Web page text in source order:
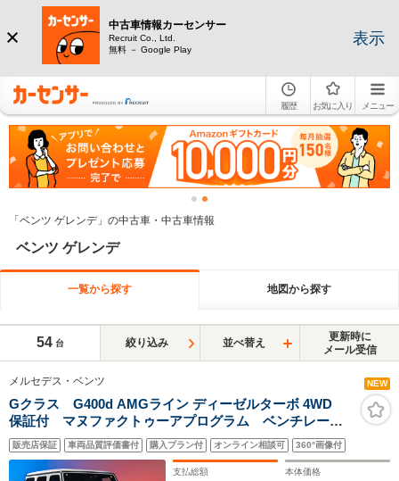
中古車情報カーセンサー
Recruit Co., Ltd.
無料 － Google Play
表示
履歴 お気に入り メニュー
「ベンツ ゲレンデ」の中古車・中古車情報
ベンツ ゲレンデ
一覧から探す 地図から探す
54 台 絞り込み 並べ替え
更新時に
メール受信
メルセデス・ベンツ NEW
Gクラス G400d AMGライン ディーゼルターボ 4WD
保証付 マヌファクトゥーアプログラム ベンチレーシ
ョン機能 ラグジュアリーパッケージ サンルーフ
AMG20インチアルミ ブルメスターオーディオ アップ
ルカープレイ レーダーセーフティパッケージ
販売店保証 車両品質評価書付 購入プラン付 オンライン相談可 360°画像付
支払総額 本体価格